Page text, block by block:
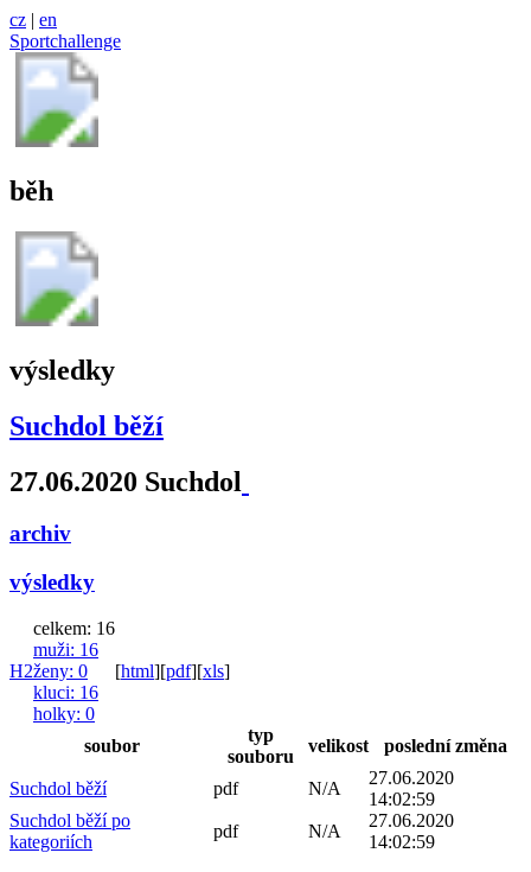
cz | en
Sportchallenge
běh
výsledky
Suchdol běží
27.06.2020 Suchdol
archiv
výsledky
H2
celkem: 16
muži: 16
ženy: 0
kluci: 16
holky: 0
[html][pdf][xls]
soubor
typ
souboru
velikost poslední změna
Suchdol běží pdf N/A
27.06.2020
14:02:59
Suchdol běží po
kategoriích
pdf N/A
27.06.2020
14:02:59